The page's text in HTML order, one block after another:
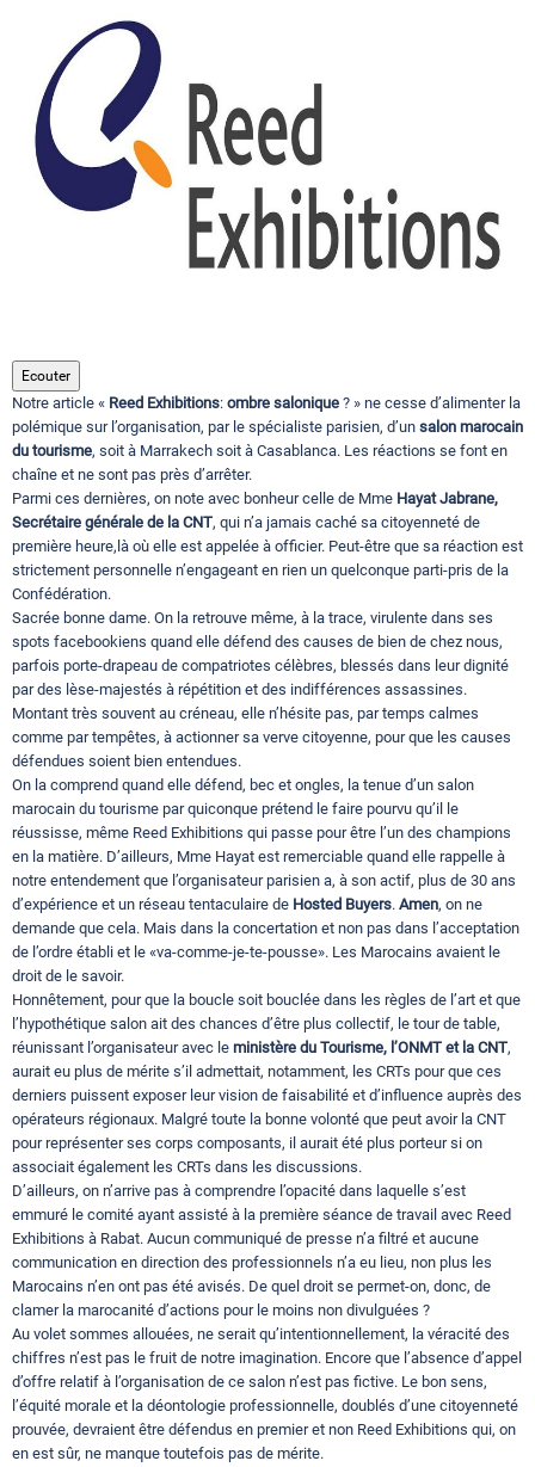
Circuits touristiques
Tourisme
Régions
Evenements
Contact
Ecouter
Notre article « Reed Exhibitions: ombre salonique ? » ne cesse d’alimenter la
polémique sur l’organisation, par le spécialiste parisien, d’un salon marocain
du tourisme, soit à Marrakech soit à Casablanca. Les réactions se font en
chaîne et ne sont pas près d’arrêter.
Parmi ces dernières, on note avec bonheur celle de Mme Hayat Jabrane,
Secrétaire générale de la CNT, qui n’a jamais caché sa citoyenneté de
première heure,là où elle est appelée à officier. Peut-être que sa réaction est
strictement personnelle n’engageant en rien un quelconque parti-pris de la
Confédération.
Sacrée bonne dame. On la retrouve même, à la trace, virulente dans ses
spots facebookiens quand elle défend des causes de bien de chez nous,
parfois porte-drapeau de compatriotes célèbres, blessés dans leur dignité
par des lèse-majestés à répétition et des indifférences assassines.
Montant très souvent au créneau, elle n’hésite pas, par temps calmes
comme par tempêtes, à actionner sa verve citoyenne, pour que les causes
défendues soient bien entendues.
On la comprend quand elle défend, bec et ongles, la tenue d’un salon
marocain du tourisme par quiconque prétend le faire pourvu qu’il le
réussisse, même Reed Exhibitions qui passe pour être l’un des champions
en la matière. D’ailleurs, Mme Hayat est remerciable quand elle rappelle à
notre entendement que l’organisateur parisien a, à son actif, plus de 30 ans
d’expérience et un réseau tentaculaire de Hosted Buyers. Amen, on ne
demande que cela. Mais dans la concertation et non pas dans l’acceptation
de l’ordre établi et le «va-comme-je-te-pousse». Les Marocains avaient le
droit de le savoir.
Honnêtement, pour que la boucle soit bouclée dans les règles de l’art et que
l’hypothétique salon ait des chances d’être plus collectif, le tour de table,
réunissant l’organisateur avec le ministère du Tourisme, l’ONMT et la CNT,
aurait eu plus de mérite s’il admettait, notamment, les CRTs pour que ces
derniers puissent exposer leur vision de faisabilité et d’influence auprès des
opérateurs régionaux. Malgré toute la bonne volonté que peut avoir la CNT
pour représenter ses corps composants, il aurait été plus porteur si on
associait également les CRTs dans les discussions.
D’ailleurs, on n’arrive pas à comprendre l’opacité dans laquelle s’est
emmuré le comité ayant assisté à la première séance de travail avec Reed
Exhibitions à Rabat. Aucun communiqué de presse n’a filtré et aucune
communication en direction des professionnels n’a eu lieu, non plus les
Marocains n’en ont pas été avisés. De quel droit se permet-on, donc, de
clamer la marocanité d’actions pour le moins non divulguées ?
Au volet sommes allouées, ne serait qu’intentionnellement, la véracité des
chiffres n’est pas le fruit de notre imagination. Encore que l’absence d’appel
d’offre relatif à l’organisation de ce salon n’est pas fictive. Le bon sens,
l’équité morale et la déontologie professionnelle, doublés d’une citoyenneté
prouvée, devraient être défendus en premier et non Reed Exhibitions qui, on
en est sûr, ne manque toutefois pas de mérite.